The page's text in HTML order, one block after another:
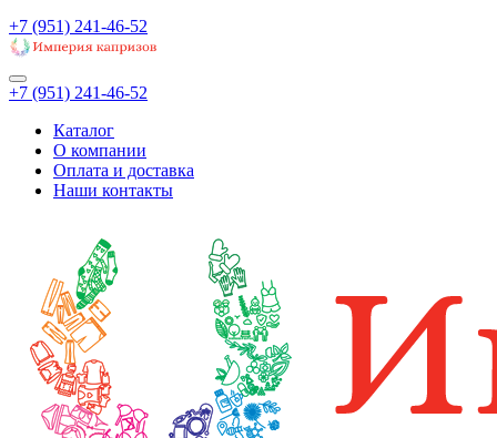
+7 (951) 241-46-52
+7 (951) 241-46-52
Каталог
О компании
Оплата и доставка
Наши контакты